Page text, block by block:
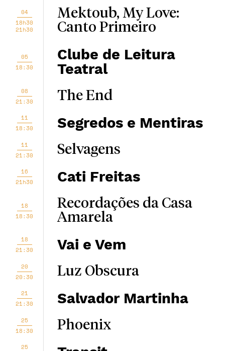
04
18h30
21h30
Mektoub, My Love:
Canto Primeiro
05
18:30
Clube de Leitura
Teatral
08
21:30
The End
11
18:30
Segredos e Mentiras
11
21:30
Selvagens
16
21h30
Cati Freitas
18
18:30
Recordações da Casa
Amarela
18
21:30
Vai e Vem
20
20:30
Luz Obscura
21
21:30
Salvador Martinha
25
18:30
Phoenix
25